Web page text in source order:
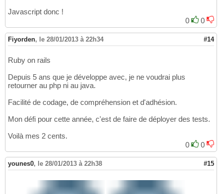
Javascript donc !
0
0
Fiyorden, le 28/01/2013 à 22h34 #14
Ruby on rails
Depuis 5 ans que je développe avec, je ne voudrai plus
retourner au php ni au java.
Facilité de codage, de compréhension et d'adhésion.
Mon défi pour cette année, c'est de faire de déployer des tests.
Voilà mes 2 cents.
0
0
younes0, le 28/01/2013 à 22h38 #15